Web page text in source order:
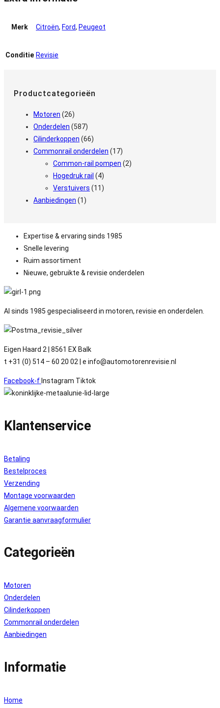
9424A060A
Merk Citroën, Ford, Peugeot
Conditie Revisie
Productcategorieën
Motoren (26)
Onderdelen (587)
Cilinderkoppen (66)
Commonrail onderdelen (17)
Common-rail pompen (2)
Hogedruk rail (4)
Verstuivers (11)
Aanbiedingen (1)
Expertise & ervaring sinds 1985
Snelle levering
Ruim assortiment
Nieuwe, gebruikte & revisie onderdelen
Al sinds 1985 gespecialiseerd in motoren, revisie en onderdelen.
Eigen Haard 2 | 8561 EX Balk
t +31 (0) 514 – 60 20 02 | e info@automotorenrevisie.nl
Facebook-f Instagram Tiktok
Klantenservice
Betaling
Bestelproces
Verzending
Montage voorwaarden
Algemene voorwaarden
Garantie aanvraagformulier
Categorieën
Motoren
Onderdelen
Cilinderkoppen
Commonrail onderdelen
Aanbiedingen
Informatie
Home